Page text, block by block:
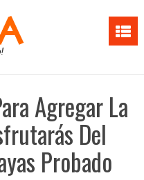
Agregar La
Del
Probado